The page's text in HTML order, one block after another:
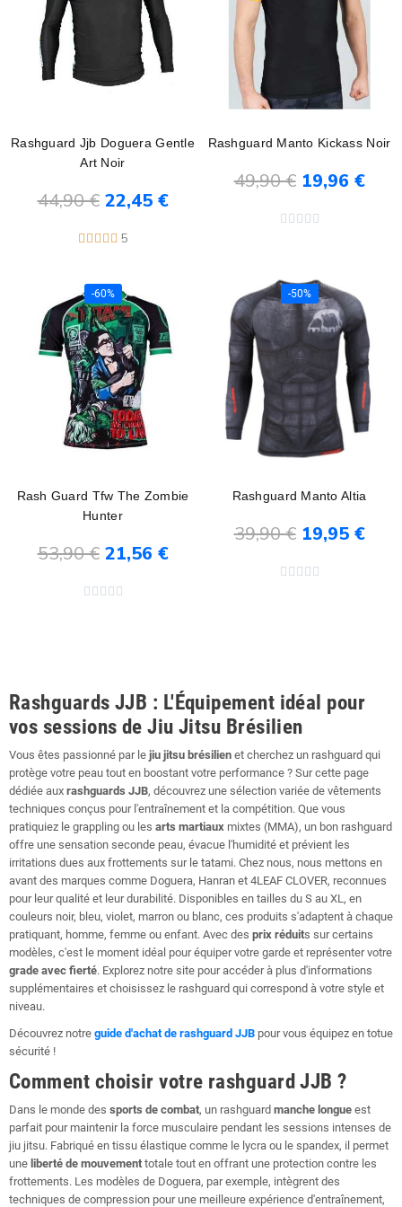
Rashguard Jjb Doguera Gentle
Art Noir
44,90 € 22,45 €
     5
Rashguard Manto Kickass Noir
49,90 € 19,96 €
    
-60%
Rash Guard Tfw The Zombie
Hunter
53,90 € 21,56 €
    
-50%
Rashguard Manto Altia
39,90 € 19,95 €
    
Rashguards JJB : L'Équipement idéal pour
vos sessions de Jiu Jitsu Brésilien
Vous êtes passionné par le jiu jitsu brésilien et cherchez un rashguard qui
protège votre peau tout en boostant votre performance ? Sur cette page
dédiée aux rashguards JJB, découvrez une sélection variée de vêtements
techniques conçus pour l'entraînement et la compétition. Que vous
pratiquiez le grappling ou les arts martiaux mixtes (MMA), un bon rashguard
offre une sensation seconde peau, évacue l'humidité et prévient les
irritations dues aux frottements sur le tatami. Chez nous, nous mettons en
avant des marques comme Doguera, Hanran et 4LEAF CLOVER, reconnues
pour leur qualité et leur durabilité. Disponibles en tailles du S au XL, en
couleurs noir, bleu, violet, marron ou blanc, ces produits s'adaptent à chaque
pratiquant, homme, femme ou enfant. Avec des prix réduits sur certains
modèles, c'est le moment idéal pour équiper votre garde et représenter votre
grade avec fierté. Explorez notre site pour accéder à plus d'informations
supplémentaires et choisissez le rashguard qui correspond à votre style et
niveau.
Découvrez notre guide d'achat de rashguard JJB pour vous équipez en totue
sécurité !
Comment choisir votre rashguard JJB ?
Dans le monde des sports de combat, un rashguard manche longue est
parfait pour maintenir la force musculaire pendant les sessions intenses de
jiu jitsu. Fabriqué en tissu élastique comme le lycra ou le spandex, il permet
une liberté de mouvement totale tout en offrant une protection contre les
frottements. Les modèles de Doguera, par exemple, intègrent des
techniques de compression pour une meilleure expérience d'entraînement,